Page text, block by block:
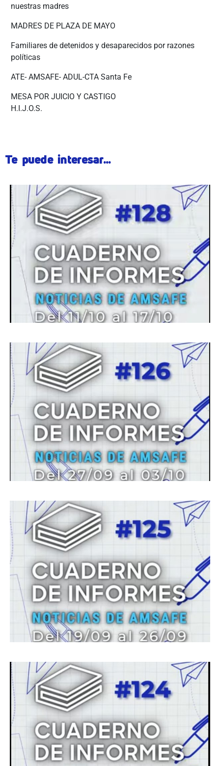
nuestras madres
MADRES DE PLAZA DE MAYO
Familiares de detenidos y desaparecidos por razones
políticas
ATE- AMSAFE- ADUL-CTA Santa Fe
MESA POR JUICIO Y CASTIGO
H.I.J.O.S.
Te puede interesar...